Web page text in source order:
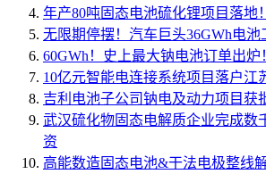
年产80吨固态电池硫化锂项目落地！
无限期停摆！汽车巨头36GWh电池
60GWh！史上最大钠电池订单出炉
10亿元智能电连接系统项目落户江
吉利电池子公司钠电及动力项目获
武汉硫化物固态电解质企业完成数
资
高能数造固态电池&干法电极整线